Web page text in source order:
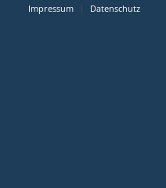
Impressum
Datenschutz